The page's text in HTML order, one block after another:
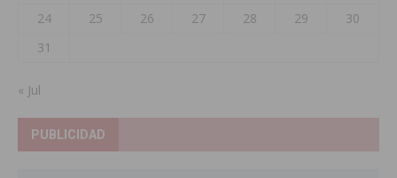
24
25 26 27 28 29
30
31
« Jul
PUBLICIDAD